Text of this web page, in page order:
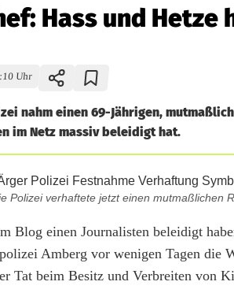
Hass und
Uhr
nahm einen 69-Jährigen,
im Netz massiv beleidigt hat.
Polizei verhaftete jetzt einen mutmaßlichen
Blog einen Journalisten beleidigt
Amberg vor wenigen Tagen die
Tat beim Besitz und Verbreiten von